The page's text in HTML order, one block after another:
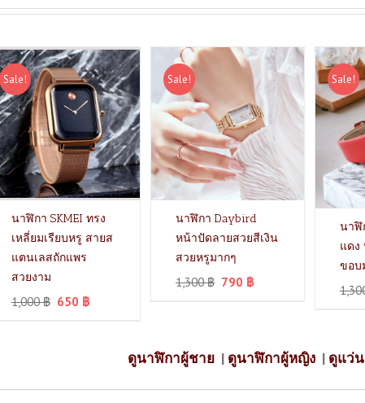
Sale!
นาฬิกา SKMEI ทรง
เหลี่ยมเรียบหรู สายส
แตนเลสถักแพร
สวยงาม
1,000฿ 650 ฿
Sale!
นาฬิกา Daybird
หน้าปัดลายสวยสีเงิน
สวยหรูมากๆ
1,300฿ 790 ฿
Sale!
นาฬิ
แดง
ขอบ
ดูนาฬิกาผู้ชาย | ดูนาฬิกาผู้หญิง | ดูแว่